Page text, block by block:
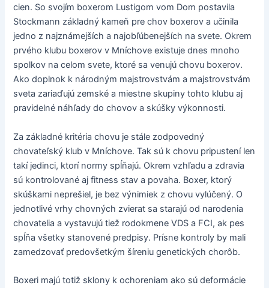
cien. So svojím boxerom Lustigom vom Dom postavila
Stockmann základný kameň pre chov boxerov a učinila
jedno z najznámejších a najobľúbenejších na svete. Okrem
prvého klubu boxerov v Mníchove existuje dnes mnoho
spolkov na celom svete, ktoré sa venujú chovu boxerov.
Ako doplnok k národným majstrovstvám a majstrovstvám
sveta zariaďujú zemské a miestne skupiny tohto klubu aj
pravidelné náhľady do chovov a skúšky výkonnosti.
Za základné kritéria chovu je stále zodpovedný
chovateľský klub v Mníchove. Tak sú k chovu pripustení len
takí jedinci, ktorí normy spĺňajú. Okrem vzhľadu a zdravia
sú kontrolované aj fitness stav a povaha. Boxer, ktorý
skúškami neprešiel, je bez výnimiek z chovu vylúčený. O
jednotlivé vrhy chovných zvierat sa starajú od narodenia
chovatelia a vystavujú tiež rodokmene VDS a FCI, ak pes
spĺňa všetky stanovené predpisy. Prísne kontroly by mali
zamedzovať predovšetkým šíreniu genetických chorôb.
Boxeri majú totiž sklony k ochoreniam ako sú deformácie